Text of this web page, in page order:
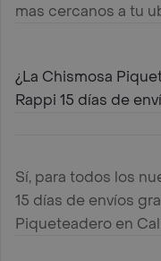
mas cercanos a tu
¿La Chismosa
Rappi 15 días de
Sí, para todos los
15 días de envíos
Piqueteadero en